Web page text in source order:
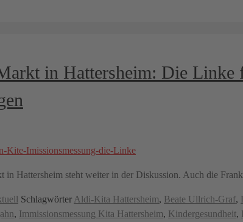
in Hattersheim: Die Linke
Hattersheim steht weiter in der Diskussion. Auch die
Schlagwörter Aldi-Kita Hattersheim, Beate Ullrich-Graf,
, Immissionsmessung Kita Hattersheim, Kindergesundheit,